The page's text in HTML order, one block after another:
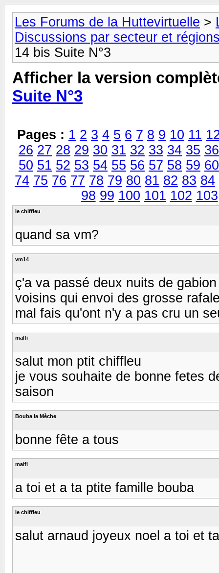
Les Forums de la Huttevirtuelle >
Discussions par secteur et
14 bis Suite N°3
Afficher la version
Suite N°3
Pages : 1 2 3 4 5 6 7 8 9 10 11
26 27 28 29 30 31 32 33 34 35 36
50 51 52 53 54 55 56 57 58 59 60
74 75 76 77 78 79 80 81 82 83 84
98 99 100 101 102 103
le chiffleu
quand sa vm?
vm14
ç'a va passé deux nuits de
voisins qui envoi des grosse
mal fais qu'ont n'y a pas cru un
malfi
salut mon ptit chiffleu
je vous souhaite de bonne fetes
saison
Bouba la Mèche
bonne fête a tous
malfi
a toi et a ta ptite famille bouba
le chiffleu
salut arnaud joyeux noel a toi et